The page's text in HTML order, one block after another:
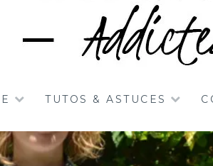
TUTOS & ASTUCES